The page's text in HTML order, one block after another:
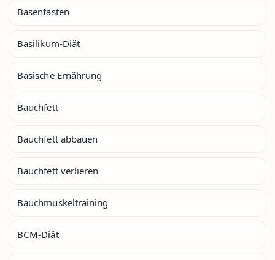
Basenfasten
Basilikum-Diät
Basische Ernährung
Bauchfett
Bauchfett abbauen
Bauchfett verlieren
Bauchmuskeltraining
BCM-Diät